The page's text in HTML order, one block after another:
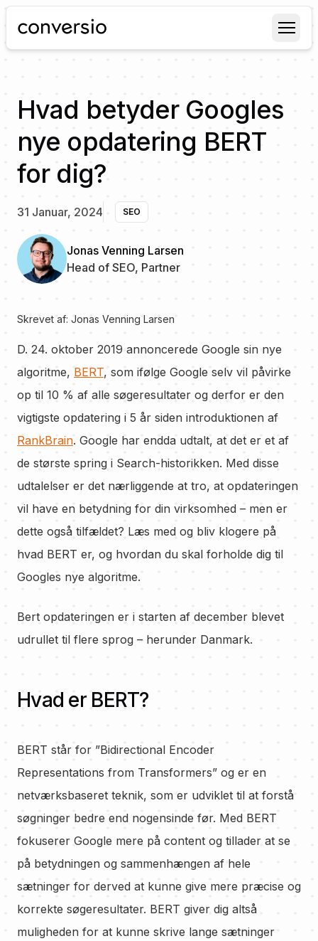
Conversio
Hvad betyder Googles
nye opdatering BERT
for dig?
31 Januar, 2024 SEO
Jonas Venning Larsen
Head of SEO, Partner
Skrevet af: Jonas Venning Larsen
D. 24. oktober 2019 annoncerede Google sin nye
algoritme, BERT, som ifølge Google selv vil påvirke
op til 10 % af alle søgeresultater og derfor er den
vigtigste opdatering i 5 år siden introduktionen af
RankBrain. Google har endda udtalt, at det er et af
de største spring i Search-historikken. Med disse
udtalelser er det nærliggende at tro, at opdateringen
vil have en betydning for din virksomhed – men er
dette også tilfældet? Læs med og bliv klogere på
hvad BERT er, og hvordan du skal forholde dig til
Googles nye algoritme.
Bert opdateringen er i starten af december blevet
udrullet til flere sprog – herunder Danmark.
Hvad er BERT?
BERT står for ”Bidirectional Encoder
Representations from Transformers” og er en
netværksbaseret teknik, som er udviklet til at forstå
søgninger bedre end nogensinde før. Med BERT
fokuserer Google mere på content og tillader at se
på betydningen og sammenhængen af hele
sætninger for derved at kunne give mere præcise og
korrekte søgeresultater. BERT giver dig altså
muligheden for at kunne skrive lange sætninger